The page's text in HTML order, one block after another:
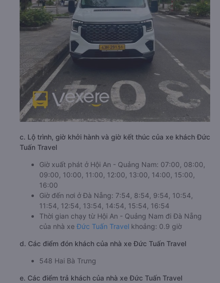
c. Lộ trình, giờ khởi hành và giờ kết thúc của xe khách Đức
Tuấn Travel
Giờ xuất phát ở Hội An - Quảng Nam: 07:00, 08:00,
09:00, 10:00, 11:00, 12:00, 13:00, 14:00, 15:00,
16:00
Giờ đến nơi ở Đà Nẵng: 7:54, 8:54, 9:54, 10:54,
11:54, 12:54, 13:54, 14:54, 15:54, 16:54
Thời gian chạy từ Hội An - Quảng Nam đi Đà Nẵng
của nhà xe Đức Tuấn Travel khoảng: 0.9 giờ
d. Các điểm đón khách của nhà xe Đức Tuấn Travel
548 Hai Bà Trưng
e. Các điểm trả khách của nhà xe Đức Tuấn Travel